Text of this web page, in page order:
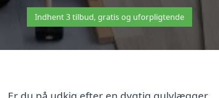
Indhent 3 tilbud, gratis og uforpligtende